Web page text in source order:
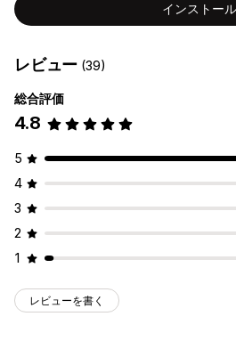
インストール
レビュー (39)
総合評価
4.8
5
4
3
2
1
レビューを書く